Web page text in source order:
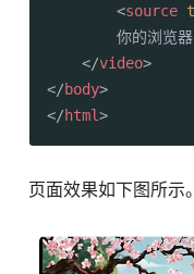
<source
你的浏览
</video>
</body>
</html>
页面效果如下图所示。